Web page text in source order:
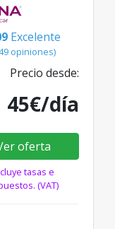
Excelente
opiniones)
Precio desde:
45€/día
oferta
tasas e
(VAT)